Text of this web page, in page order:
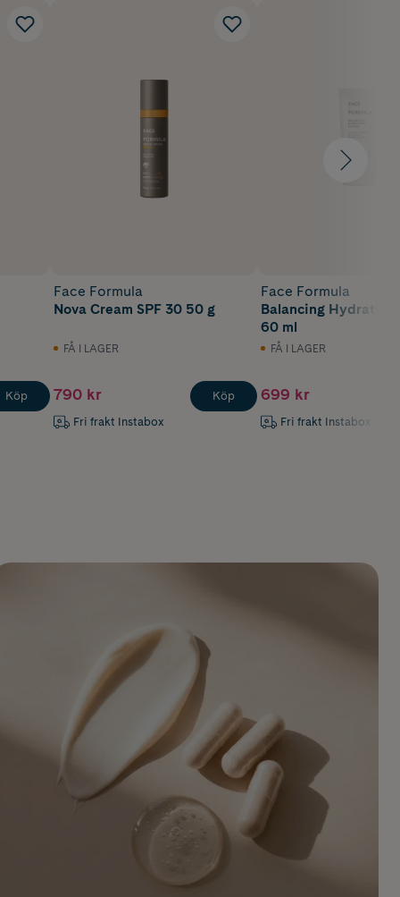
Köp
Face Formula
Nova Cream SPF 30 50 g
FÅ I LAGER
790 kr
Fri frakt Instabox
Köp
Face Formula
Balancing Hydration
60 ml
FÅ I LAGER
699 kr
Fri frakt Instabox